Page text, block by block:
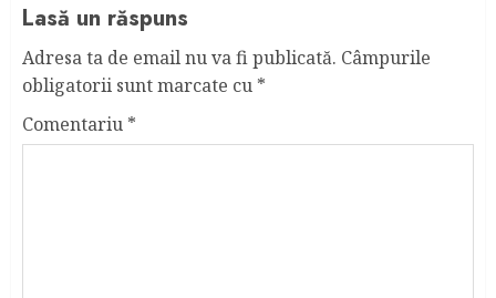
Lasă un răspuns
Adresa ta de email nu va fi publicată. Câmpurile
obligatorii sunt marcate cu *
Comentariu *